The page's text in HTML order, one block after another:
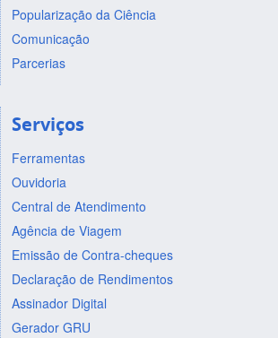
Popularização da Ciência
Comunicação
Parcerias
Serviços
Ferramentas
Ouvidoria
Central de Atendimento
Agência de Viagem
Emissão de Contra-cheques
Declaração de Rendimentos
Assinador Digital
Gerador GRU